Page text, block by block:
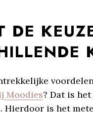
DE
Moodies? Dat is
Hierdoor is het